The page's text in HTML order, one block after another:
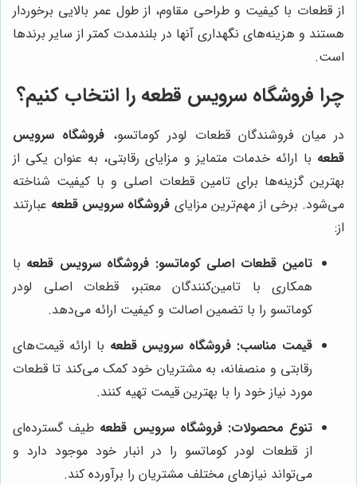
از قطعات با کیفیت و طراحی مقاوم، از طول عمر بالایی برخوردار
هستند و هزینه‌های نگهداری آنها در بلندمدت کمتر از سایر برندها
است.
چرا فروشگاه سرویس قطعه را انتخاب کنیم؟
در میان فروشندگان قطعات لودر کوماتسو، فروشگاه سرویس
قطعه با ارائه خدمات متمایز و مزایای رقابتی، به عنوان یکی از
بهترین گزینه‌ها برای تامین قطعات اصلی و با کیفیت شناخته
می‌شود. برخی از مهم‌ترین مزایای فروشگاه سرویس قطعه عبارتند
از:
تامین قطعات اصلی کوماتسو: فروشگاه سرویس قطعه با
همکاری با تامین‌کنندگان معتبر، قطعات اصلی لودر
کوماتسو را با تضمین اصالت و کیفیت ارائه می‌دهد.
قیمت مناسب: فروشگاه سرویس قطعه با ارائه قیمت‌های
رقابتی و منصفانه، به مشتریان خود کمک می‌کند تا قطعات
مورد نیاز خود را با بهترین قیمت تهیه کنند.
تنوع محصولات: فروشگاه سرویس قطعه طیف گسترده‌ای
از قطعات لودر کوماتسو را در انبار خود موجود دارد و
می‌تواند نیازهای مختلف مشتریان را برآورده کند.